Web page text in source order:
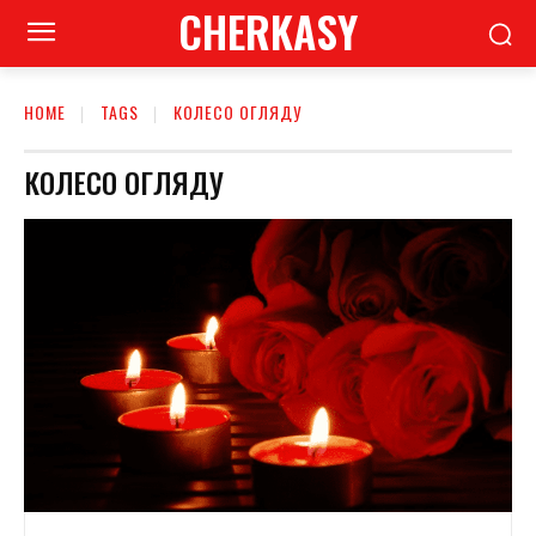
CHERKASY
HOME TAGS КОЛЕСО ОГЛЯДУ
КОЛЕСО ОГЛЯДУ